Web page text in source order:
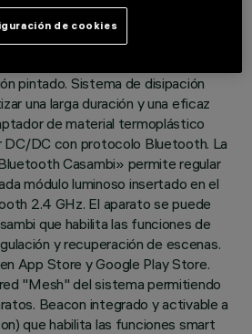
orientable miniaturizado completo
en carril de baja tensión 48V.
pintado. Sistema de disipación
una larga duración y una eficaz
de material termoplástico
DC/DC con protocolo Bluetooth. La
Casambi» permite regular
módulo luminoso insertado en el
2.4 GHz. El aparato se puede
que habilita las funciones de
y recuperación de escenas.
App Store y Google Play Store.
"Mesh" del sistema permitiendo
Beacon integrado y activable a
que habilita las funciones smart
de cookies